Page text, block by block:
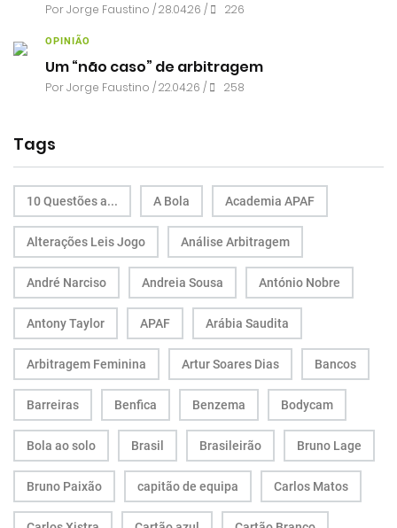
PorJorge Faustino / 28.04.26 / 226
OPINIÃO
Um “não caso” de arbitragem
PorJorge Faustino / 22.04.26 / 258
Tags
10 Questões a... A Bola Academia APAF
Alterações Leis Jogo Análise Arbitragem
André Narciso Andreia Sousa António Nobre
Antony Taylor APAF Arábia Saudita
Arbitragem Feminina Artur Soares Dias Bancos
Barreiras Benfica Benzema Bodycam
Bola ao solo Brasil Brasileirão Bruno Lage
Bruno Paixão capitão de equipa Carlos Matos